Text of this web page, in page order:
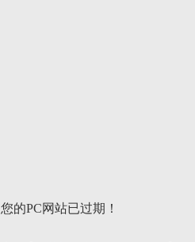
您的PC网站已过期！